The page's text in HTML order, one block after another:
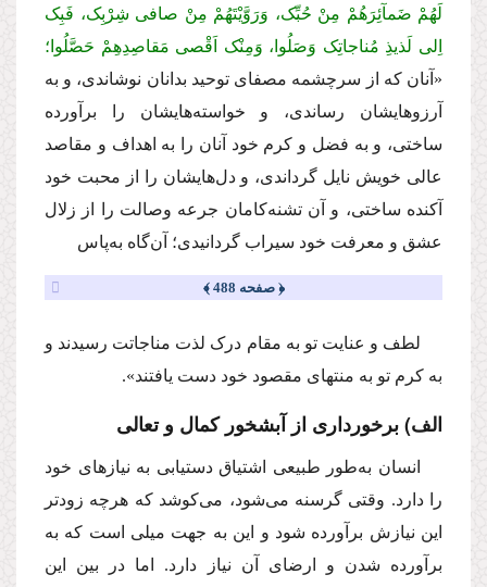
لَهُمْ ضَمآئِرَهُمْ مِنْ حُبِّک، وَرَوَّیْتَهُمْ مِنْ صافى‏ شِرْبِک، فَبِک‏
اِلى‏ لَذیذِ مُناجاتِک وَصَلُوا، وَمِنْک اَقْصى‏ مَقاصِدِهِمْ حَصَّلُوا؛
«آنان که از سرچشمه مصفای توحید بدانان نوشاندی، و به
آرزوهایشان رساندی، و خواسته‌هایشان را برآورده
ساختی، و به فضل و کرم خود آنان را به اهداف و مقاصد
عالی خویش نایل گرداندی، و دل‌هایشان را از محبت خود
آکنده ساختی، و آن تشنه‌کامان جرعه وصالت را از زلال
عشق و معرفت خود سیراب گردانیدی؛ آن‌گاه به‌پاس
﴿ صفحه 488 ﴾
لطف و عنایت تو به مقام درک لذت مناجاتت رسیدند و
به کرم تو به منتهای مقصود خود دست یافتند».
الف) برخورداری از آبشخور کمال و تعالی
انسان به‌طور طبیعی اشتیاق دستیابی به نیازهای خود
را دارد. وقتی گرسنه می‌شود، می‌کوشد که هرچه زودتر
این نیازش برآورده شود و این به جهت میلی است که به
برآورده شدن و ارضای آن نیاز دارد. اما در بین این